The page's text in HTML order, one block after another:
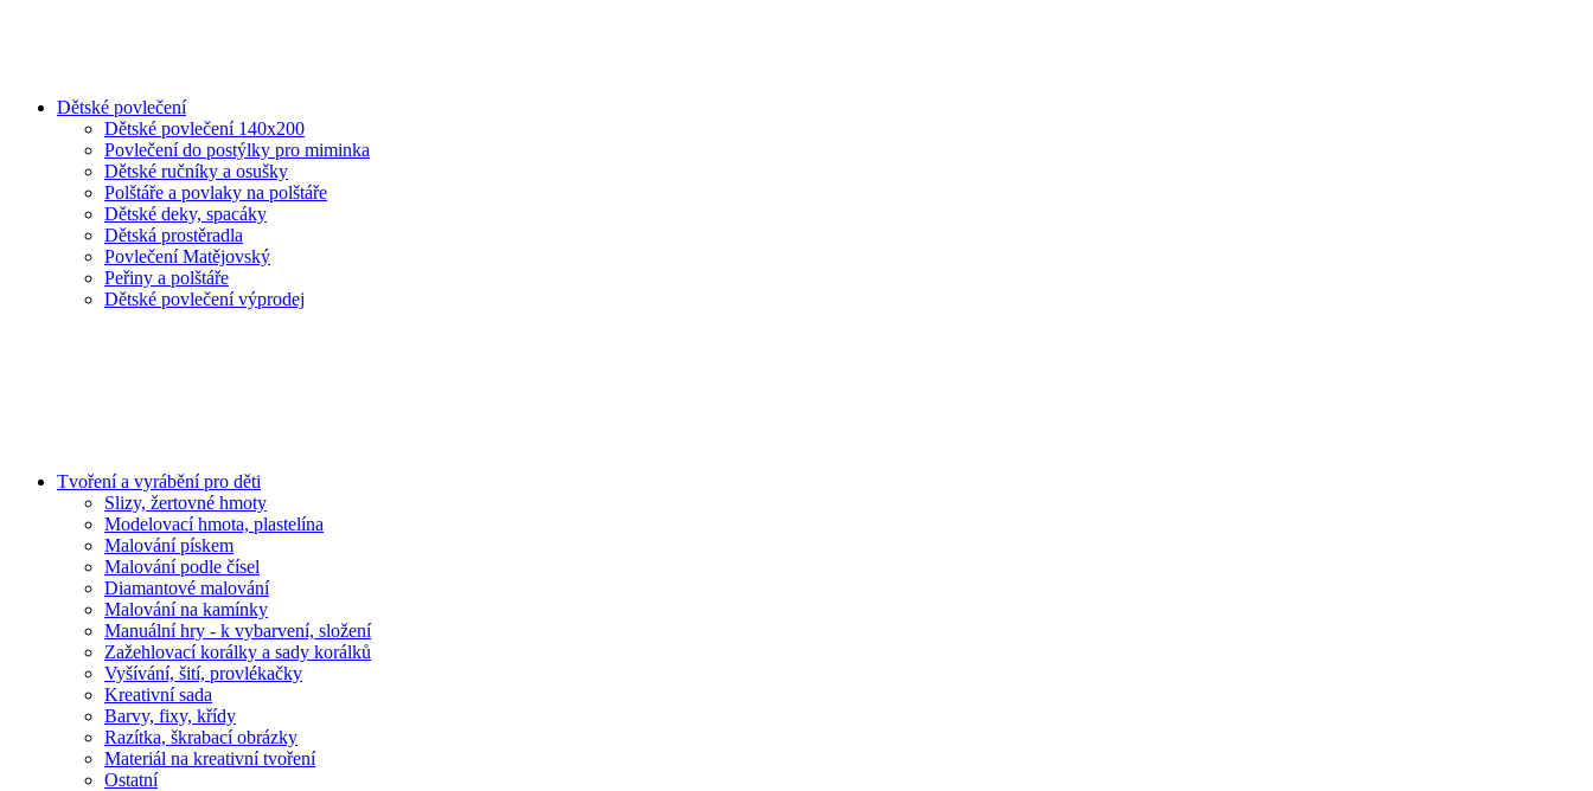
Dětské povlečení
Dětské povlečení 140x200
Povlečení do postýlky pro miminka
Dětské ručníky a osušky
Polštáře a povlaky na polštáře
Dětské deky, spacáky
Dětská prostěradla
Povlečení Matějovský
Peřiny a polštáře
Dětské povlečení výprodej
Tvoření a vyrábění pro děti
Slizy, žertovné hmoty
Modelovací hmota, plastelína
Malování pískem
Malování podle čísel
Diamantové malování
Malování na kamínky
Manuální hry - k vybarvení, složení
Zažehlovací korálky a sady korálků
Vyšívání, šití, provlékačky
Kreativní sada
Barvy, fixy, křídy
Razítka, škrabací obrázky
Materiál na kreativní tvoření
Ostatní